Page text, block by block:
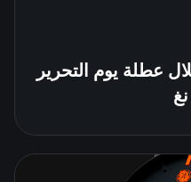
عطلة يوم التحرير